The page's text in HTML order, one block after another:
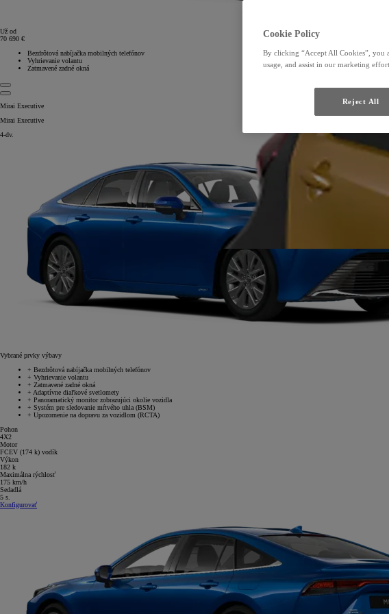
Už od
70 690 €
Bezdrôtová nabíjačka mobilných telefónov
Vyhrievanie volantu
Zatmavené zadné okná
Mirai Executive
Mirai Executive
4-dv.
Vybrané prvky výbavy
+ Bezdrôtová nabíjačka mobilných telefónov
+ Vyhrievanie volantu
+ Zatmavené zadné okná
+ Adaptívne diaľkové svetlomety
+ Panoramatický monitor zobrazujúci okolie vozidla
+ Systém pre sledovanie mŕtvého uhla (BSM)
+ Upozornenie na dopravu za vozidlom (RCTA)
Pohon
4X2
Motor
FCEV (174 k) vodík
Výkon
182 k
Maximálna rýchlosť
175 km/h
Sedadlá
5 s.
Konfigurovať
Cookie Policy
By clicking “Accept All Cookies”, you
usage, and assist in our marketing
Reject All